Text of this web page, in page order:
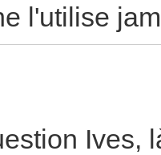
l'utilise
Ives,